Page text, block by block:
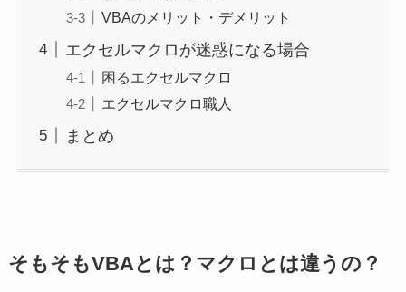
VBAのメリット・デメリット
エクセルマクロが迷惑になる場合
困るエクセルマクロ
エクセルマクロ職人
まとめ
そもそもVBAとは？マクロとは違うの？